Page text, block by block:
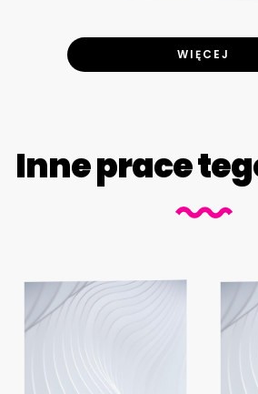
WIĘCEJ
Inne prace